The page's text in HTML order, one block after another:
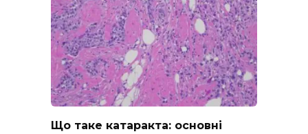
Що таке катаракта: основні